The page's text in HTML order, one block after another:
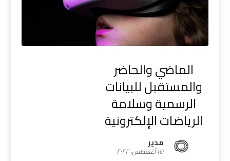
الماضي والحاضر
والمستقبل للبيانات
الرسمية وسلامة
الرياضات الإلكترونية
مدیر
١٥ أغسطس، ٢٠٢٢